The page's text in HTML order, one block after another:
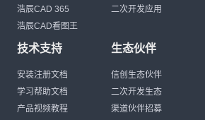
浩辰CAD 365
浩辰CAD看图王
二次开发应用
技术支持
安装注册文档
学习帮助文档
产品视频教程
生态伙伴
信创生态伙伴
二次开发生态
渠道伙伴招募